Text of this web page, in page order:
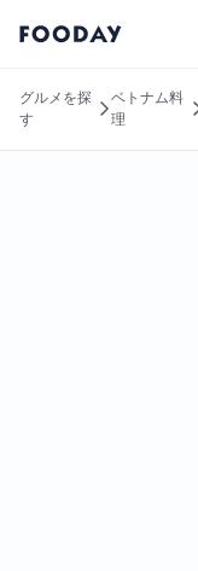
グルメを探
す
ベトナム料
理